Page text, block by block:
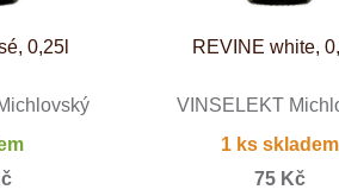
0,25l REVINE white,
VINSELEKT
1 ks skladem
75 Kč